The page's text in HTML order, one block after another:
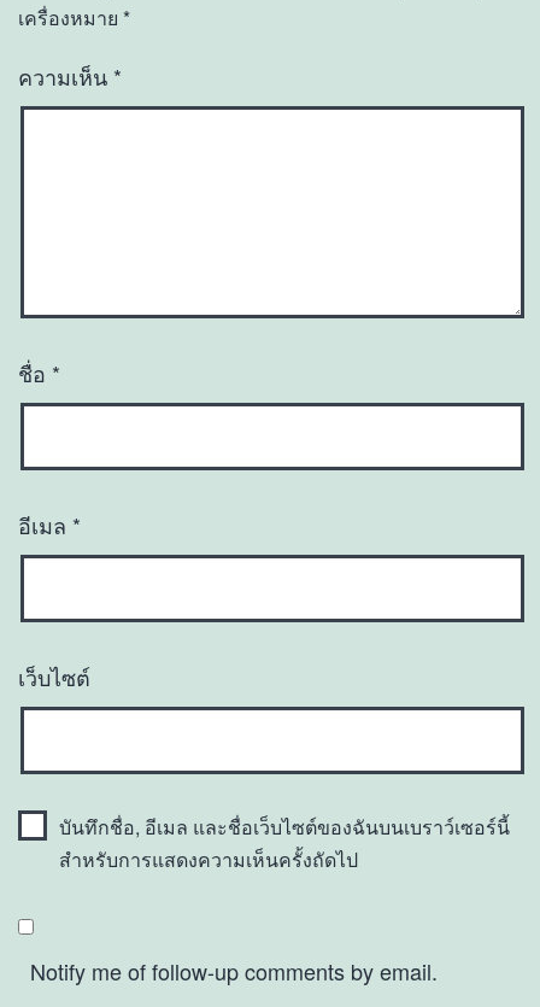
เครื่องหมาย *
ความเห็น *
ชื่อ *
อีเมล *
เว็บไซต์
บันทึกชื่อ, อีเมล และชื่อเว็บไซต์ของฉันบนเบราว์เซอร์นี้
สำหรับการแสดงความเห็นครั้งถัดไป
Notify me of follow-up comments by email.